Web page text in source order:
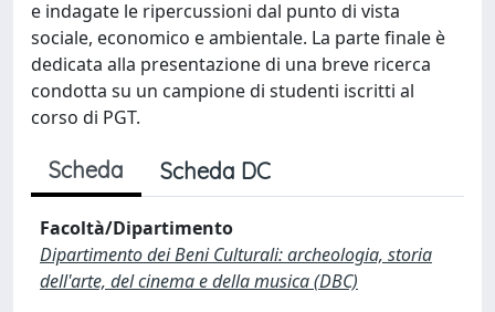
e indagate le ripercussioni dal punto di vista
sociale, economico e ambientale. La parte finale è
dedicata alla presentazione di una breve ricerca
condotta su un campione di studenti iscritti al
corso di PGT.
Scheda Scheda DC
Facoltà/Dipartimento
Dipartimento dei Beni Culturali: archeologia, storia
dell'arte, del cinema e della musica (DBC)